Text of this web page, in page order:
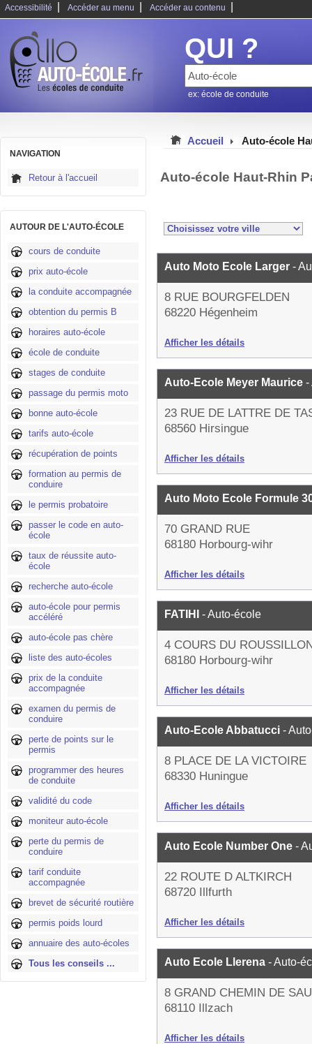
Accessibilité Accéder au menu Accéder au contenu
QUI ?
ex: école de conduite
NAVIGATION
Retour à l'accueil
AUTOUR DE L'AUTO-ÉCOLE
cours de conduite
prix auto-école
la conduite accompagnée
obtention du permis B
horaires auto-école
école de conduite
stages de conduite
passage du permis moto
bonne auto-école
tarifs auto-école
récupération de points
formation au permis de
conduire
le permis probatoire
passer le code en auto-
école
taux de réussite auto-
école
recherche auto-école
auto-école pour permis
accéléré
auto-école pas chère
liste des auto-écoles
prix de la conduite
accompagnée
examen du permis de
conduire
perte de points sur le
permis
programmer des heures
de conduite
validité du code
moniteur auto-école
perte du permis de
conduire
tarif conduite
accompagnée
brevet de sécurité routière
permis poids lourd
annuaire des auto-écoles
Tous les conseils ...
Accueil Auto-école
Auto-école Haut-Rhin
Auto Moto Ecole Larger -
8 RUE BOURGFELDEN
68220 Hégenheim
Afficher les détails
Auto-Ecole Meyer Maurice -
23 RUE DE LATTRE DE
68560 Hirsingue
Afficher les détails
Auto Moto Ecole Formule
70 GRAND RUE
68180 Horbourg-wihr
Afficher les détails
FATIHI - Auto-école
4 COURS DU
68180 Horbourg-wihr
Afficher les détails
Auto-Ecole Abbatucci -
8 PLACE DE LA VICTOIRE
68330 Huningue
Afficher les détails
Auto Ecole Number One -
22 ROUTE D ALTKIRCH
68720 Illfurth
Afficher les détails
Auto Ecole Llerena - Auto-
8 GRAND CHEMIN DE
68110 Illzach
Afficher les détails